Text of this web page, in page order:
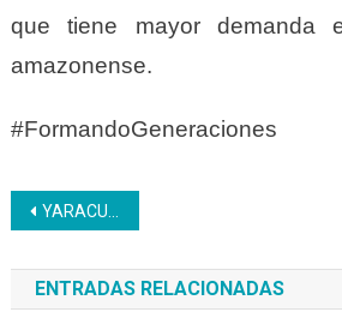
que tiene mayor demanda
amazonense.
#FormandoGeneraciones
Navegación
de
entradas
YARACUY | Participantes del PNA recibieron charla preventiva por parte del CICPC
ENTRADAS RELACIONADAS